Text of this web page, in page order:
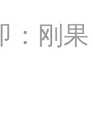
刚果